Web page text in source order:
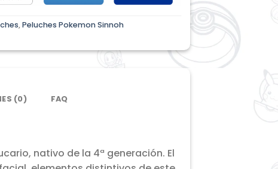
,Peluches Pokemon Sinnoh
(0) FAQ
nativo de la 4ª generación. El